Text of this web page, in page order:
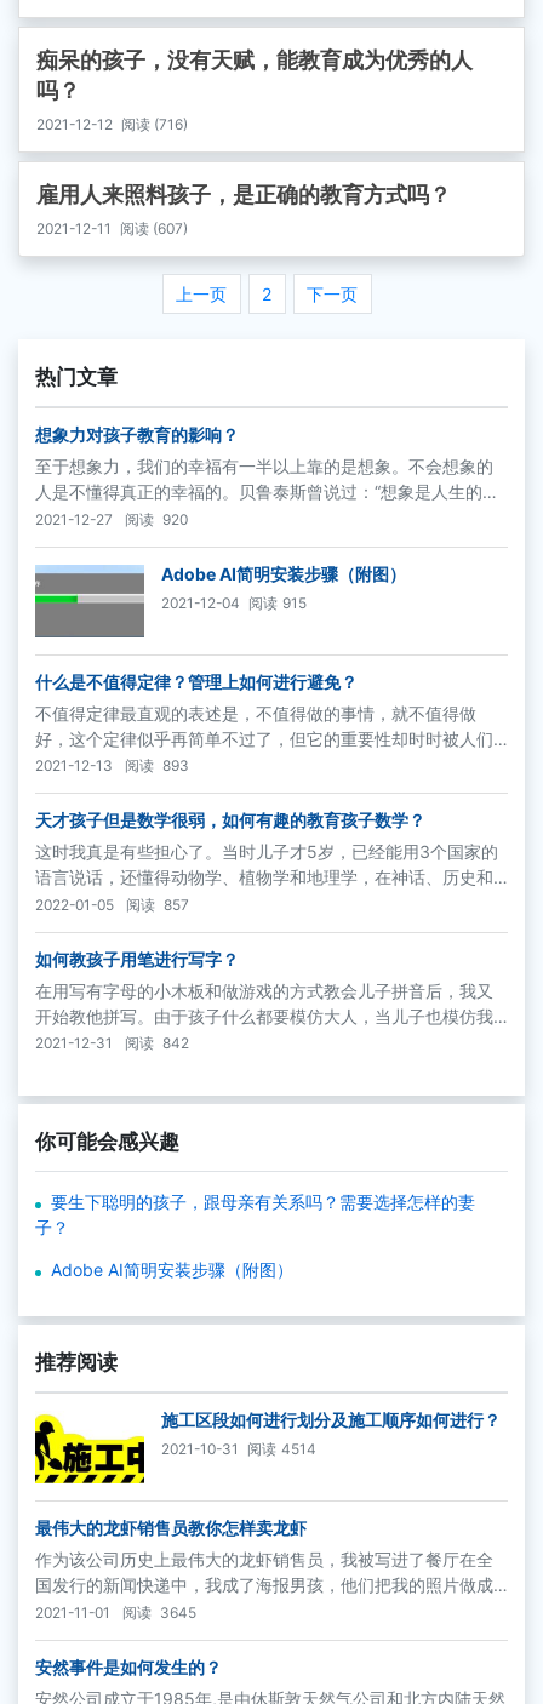
痴呆的孩子，没有天赋，能教育成为优秀的人
吗？
2021-12-12 阅读 (716)
雇用人来照料孩子，是正确的教育方式吗？
2021-12-11 阅读 (607)
上一页 2 下一页
热门文章
想象力对孩子教育的影响？
至于想象力，我们的幸福有一半以上靠的是想象。不会想象的
人是不懂得真正的幸福的。贝鲁泰斯曾说过：“想象是人生的
肉，若没有想象，人生只不过是一堆骸骨。”
2021-12-27 阅读 920
Adobe AI简明安装步骤（附图）
2021-12-04 阅读 915
什么是不值得定律？管理上如何进行避免？
不值得定律最直观的表述是，不值得做的事情，就不值得做
好，这个定律似乎再简单不过了，但它的重要性却时时被人们
疏忘。不值得定律反映出人们的一种心理，一个人如果从事的
是一份自认为不值得做的事情，往往会保持冷嘲热讽，敷衍了
事的态度。
2021-12-13 阅读 893
天才孩子但是数学很弱，如何有趣的教育孩子数学？
这时我真是有些担心了。当时儿子才5岁，已经能用3个国家的
语言说话，还懂得动物学、植物学和地理学，在神话、历史和
文学方面也已达到初中毕业生的水平。可是，他在数学方面却
很弱，连乘法口诀都不会。他是否在学业上有所偏向了呢？
2022-01-05 阅读 857
如何教孩子用笔进行写字？
在用写有字母的小木板和做游戏的方式教会儿子拼音后，我又
开始教他拼写。由于孩子什么都要模仿大人，当儿子也模仿我
要用笔时，我便抓住这一机会，教他写字。
2021-12-31 阅读 842
你可能会感兴趣
要生下聪明的孩子，跟母亲有关系吗？需要选择怎样的妻
子？
Adobe AI简明安装步骤（附图）
推荐阅读
施工区段如何进行划分及施工顺序如何进行？
2021-10-31 阅读 4514
最伟大的龙虾销售员教你怎样卖龙虾
作为该公司历史上最伟大的龙虾销售员，我被写进了餐厅在全
国发行的新闻快递中，我成了海报男孩，他们把我的照片做成
大海报，用来激发其他服务员的能量和潜力，增进辅助菜品的
销售。“你是怎么做到这一切的？”每个人都疑惑不解。有趣的
是，我从来都没有泄露过这个秘密，直到今天。
2021-11-01 阅读 3645
安然事件是如何发生的？
安然公司成立于1985年,是由休斯敦天然气公司和北方内陆天然